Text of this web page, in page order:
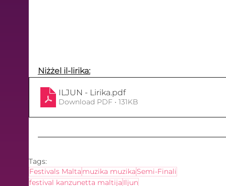
Niżżel il-lirika:
ILJUN - Lirika.pdf
Download PDF • 131KB
Tags:
Festivals Malta muzika muzika Semi-Finali
festival kanzunetta maltija Iljun